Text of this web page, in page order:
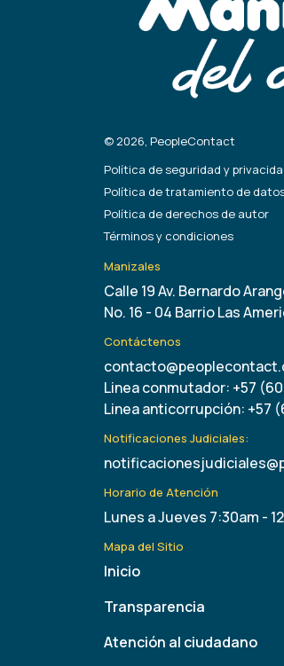
© 2026, PeopleContact
Política de seguridad y
Política de tratamiento de
Política de derechos de autor
Términos y condiciones
Manizales
Calle 19 Av. Bernardo
No. 16 - 04 Barrio Las
Contáctenos
Linea conmutador: +57
Linea anticorrupción: +57
Notificaciones Judiciales:
Horario de Atención
Lunes a Jueves 7:30am -
Mapa del Sitio
Inicio
Transparencia
Atención al ciudadano